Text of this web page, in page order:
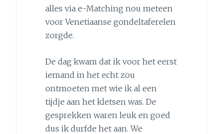
alles via e-Matching nou meteen
voor Venetiaanse gondeltaferelen
zorgde.
De dag kwam dat ik voor het eerst
iemand in het echt zou
ontmoeten met wie ik al een
tijdje aan het kletsen was. De
gesprekken waren leuk en goed
dus ik durfde het aan. We